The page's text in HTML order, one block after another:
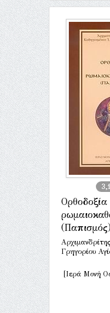
Ορθοδοξία
Γρηγορίου
[Ιερά Μονή